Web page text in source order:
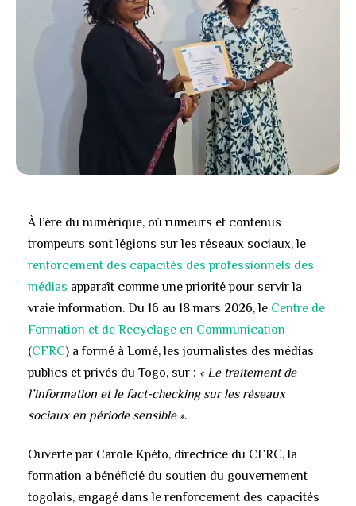
À l’ère du numérique, où rumeurs et contenus
trompeurs sont légions sur les réseaux sociaux, le
renforcement des capacités des professionnels des
médias apparaît comme une priorité pour servir la
vraie information. Du 16 au 18 mars 2026, le Centre de
Formation et de Recyclage en Communication
(CFRC) a formé à Lomé, les journalistes des médias
publics et privés du Togo, sur : « Le traitement de
l’information et le fact-checking sur les réseaux
sociaux en période sensible ».
Ouverte par Carole Kpéto, directrice du CFRC, la
formation a bénéficié du soutien du gouvernement
togolais, engagé dans le renforcement des capacités